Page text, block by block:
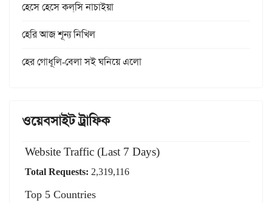
হেসে হেসে কল্‌সি নাচাইয়া
হেরি আজ শূন্য নিখিল
হের গোধূলি-বেলা সই ঘনিয়ে এলো
ওয়েবসাইট ট্রাফিক
Website Traffic (Last 7 Days)
Total Requests: 2,319,116
Top 5 Countries